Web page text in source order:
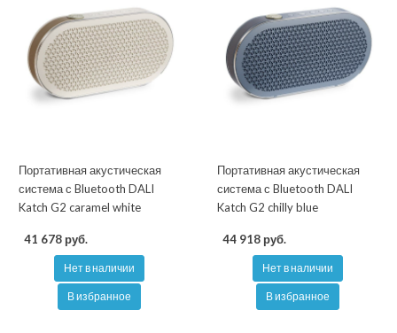
Портативная акустическая
система с Bluetooth DALI
Katch G2 caramel white
41 678 руб.
Нет в наличии
В избранное
Портативная акустическая
система с Bluetooth DALI
Katch G2 chilly blue
44 918 руб.
Нет в наличии
В избранное